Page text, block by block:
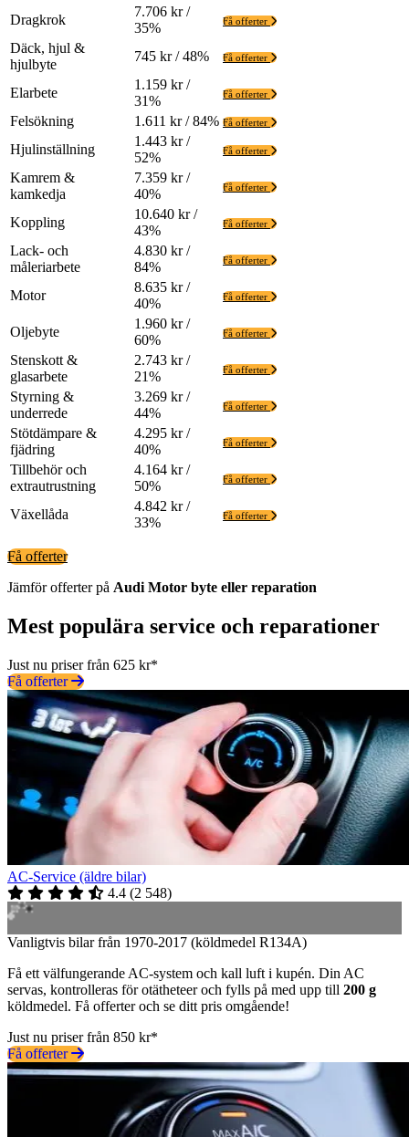
Dragkrok
7.706 kr /
35%
Få offerter
Däck, hjul &
hjulbyte
745 kr / 48% Få offerter
Elarbete
1.159 kr /
31%
Få offerter
Felsökning 1.611 kr / 84% Få offerter
Hjulinställning
1.443 kr /
52%
Få offerter
Kamrem &
kamkedja
7.359 kr /
40%
Få offerter
Koppling
10.640 kr /
43%
Få offerter
Lack- och
måleriarbete
4.830 kr /
84%
Få offerter
Motor
8.635 kr /
40%
Få offerter
Oljebyte
1.960 kr /
60%
Få offerter
Stenskott &
glasarbete
2.743 kr /
21%
Få offerter
Styrning &
underrede
3.269 kr /
44%
Få offerter
Stötdämpare &
fjädring
4.295 kr /
40%
Få offerter
Tillbehör och
extrautrustning
4.164 kr /
50%
Få offerter
Växellåda
4.842 kr /
33%
Få offerter
Få offerter
Jämför offerter på Audi Motor byte eller reparation
Mest populära service och reparationer
Just nu priser från 625 kr*
Få offerter
AC-Service (äldre bilar)
4.4 (2 548)
Vanligtvis bilar från 1970-2017 (köldmedel R134A)
Få ett välfungerande AC-system och kall luft i kupén. Din AC
servas, kontrolleras för otätheteer och fylls på med upp till 200 g
köldmedel. Få offerter och se ditt pris omgående!
Just nu priser från 850 kr*
Få offerter